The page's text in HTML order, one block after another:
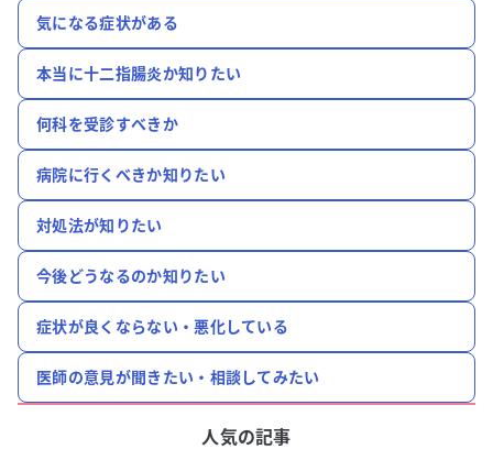
気になる症状がある
本当に十二指腸炎か知りたい
何科を受診すべきか
病院に行くべきか知りたい
対処法が知りたい
今後どうなるのか知りたい
症状が良くならない・悪化している
医師の意見が聞きたい・相談してみたい
人気の記事